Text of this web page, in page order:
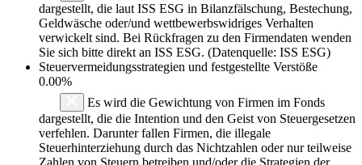
dargestellt, die laut ISS ESG in Bilanzfälschung, Bestechung,
Geldwäsche oder/und wettbewerbswidriges Verhalten
verwickelt sind. Bei Rückfragen zu den Firmendaten wenden
Sie sich bitte direkt an ISS ESG. (Datenquelle: ISS ESG)
Steuervermeidungsstrategien und festgestellte Verstöße
0.00%
Es wird die Gewichtung von Firmen im Fonds
dargestellt, die die Intention und den Geist von Steuergesetzen
verfehlen. Darunter fallen Firmen, die illegale
Steuerhinterziehung durch das Nichtzahlen oder nur teilweise
Zahlen von Steuern betreiben und/oder die Strategien der